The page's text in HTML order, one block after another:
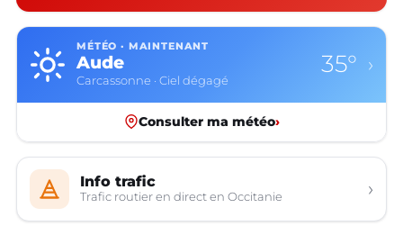
MÉTÉO · MAINTENANT
Aude
Carcassonne · Ciel dégagé
35° ›
Consulter ma météo›
Info trafic
Trafic routier en direct en Occitanie ›